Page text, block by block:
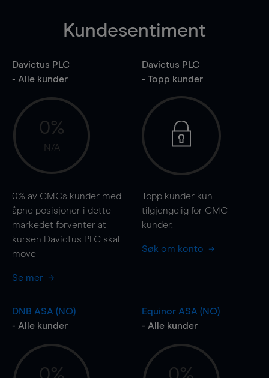
Kundesentiment
Davictus PLC
- Alle kunder
0%
N/A
0% av CMCs kunder med
åpne posisjoner i dette
markedet forventer at
kursen Davictus PLC skal
move
Se mer
Davictus PLC
- Topp kunder
Topp kunder kun
tilgjengelig for CMC
kunder.
Søk om konto
DNB ASA (NO)
- Alle kunder
Equinor ASA (NO)
- Alle kunder